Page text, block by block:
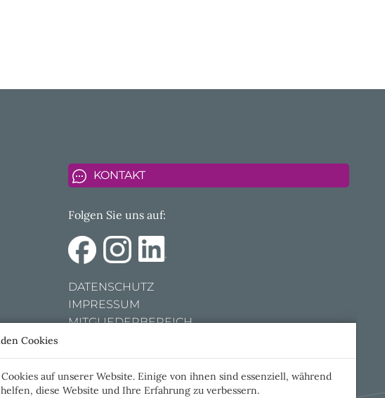
KONTAKT
Folgen Sie uns auf:
DATENSCHUTZ
IMPRESSUM
MITGLIEDERBEREICH
COOKIE EINSTELLUNGEN
Cookies
auf unserer Website. Einige von ihnen sind essenziell, während
diese Website und Ihre Erfahrung zu verbessern.